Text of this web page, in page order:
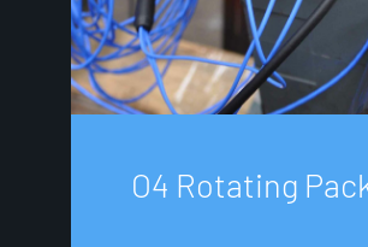
O4 Rotating Pac